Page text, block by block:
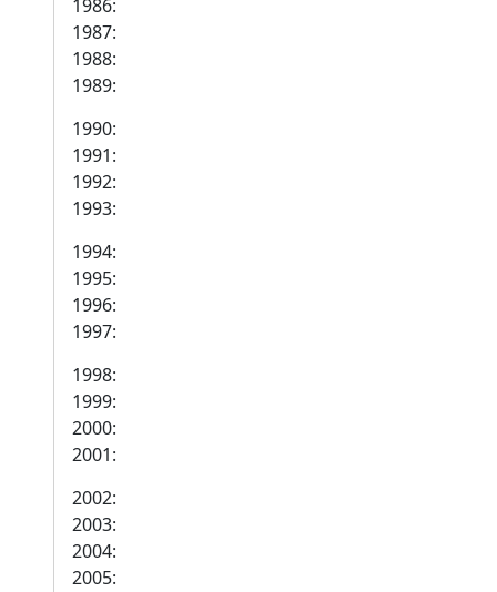
1986:
1987:
1988:
1989:
1990:
1991:
1992:
1993:
1994:
1995:
1996:
1997:
1998:
1999:
2000:
2001:
2002:
2003:
2004:
2005: